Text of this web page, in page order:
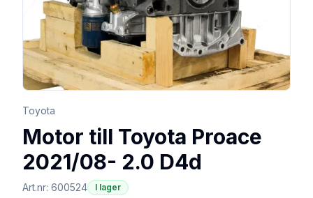
Toyota
Motor till Toyota Proace
2021/08- 2.0 D4d
Art.nr: 600524 I lager